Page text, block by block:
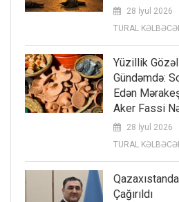
28 İyul 2026
TURAL
Yüzillik
Gündəmdə:
Edən
Aker Fassi
28 İyul 2026
TURAL
Çağırıldı